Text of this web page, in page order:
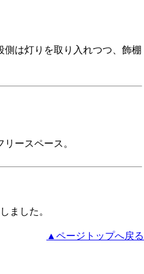
は灯りを取り入れつつ、飾棚
ースペース。
ました。
▲ページトップへ戻る